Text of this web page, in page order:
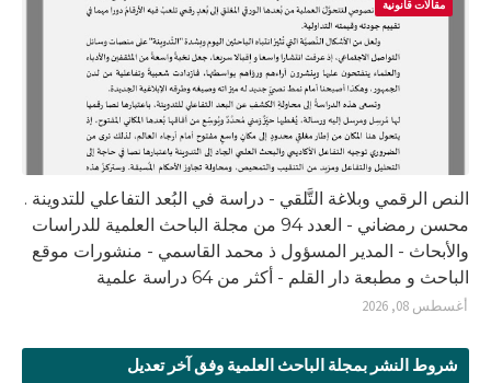
مقالات قانونية
النص الرقمي وبلاغة التَّلقي - دراسة في البُعد التفاعلي للتدوينة .
محسن رمضاني - العدد 94 من مجلة الباحث العلمية للدراسات
والأبحاث - المدير المسؤول ذ محمد القاسمي - منشورات موقع
الباحث و مطبعة دار القلم - أكثر من 64 دراسة علمية
أغسطس 08, 2026
شروط النشر بمجلة الباحث العلمية وفق آخر تعديل